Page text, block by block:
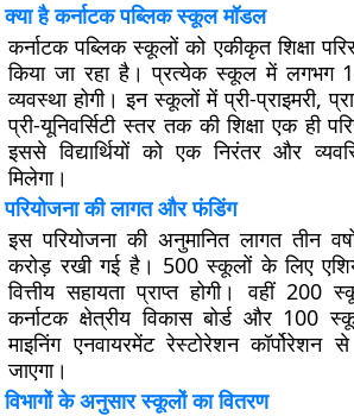
क्या है कर्नाटक पब्लिक स्कूल मॉडल
कर्नाटक पब्लिक स्कूलों को एकीकृत शिक्षा
किया जा रहा है। प्रत्येक स्कूल में लगभग
व्यवस्था होगी। इन स्कूलों में प्री-प्राइमरी,
प्री-यूनिवर्सिटी स्तर तक की शिक्षा एक ही
इससे विद्यार्थियों को एक निरंतर और
मिलेगा।
परियोजना की लागत और फंडिंग
इस परियोजना की अनुमानित लागत तीन
करोड़ रखी गई है। 500 स्कूलों के लिए
वित्तीय सहायता प्राप्त होगी। वहीं
कर्नाटक क्षेत्रीय विकास बोर्ड और 100
माइनिंग एनवायरमेंट रेस्टोरेशन
जाएगा।
विभागों के अनुसार स्कूलों का वितरण